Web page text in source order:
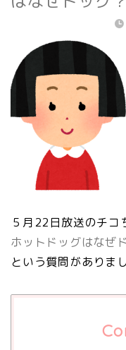
５月22日放送のチコ
ホットドッグはなぜ
という質問がありまし